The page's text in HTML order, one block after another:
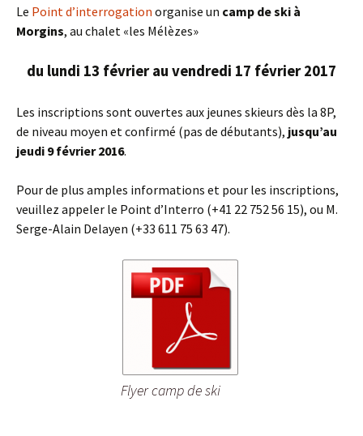
Le Point d’interrogation organise un camp de ski à
Morgins, au chalet «les Mélèzes»
du lundi 13 février au vendredi 17 février 2017
Les inscriptions sont ouvertes aux jeunes skieurs dès la 8P,
de niveau moyen et confirmé (pas de débutants), jusqu’au
jeudi 9 février 2016.
Pour de plus amples informations et pour les inscriptions,
veuillez appeler le Point d’Interro (+41 22 752 56 15), ou M.
Serge-Alain Delayen (+33 611 75 63 47).
Flyer camp de ski